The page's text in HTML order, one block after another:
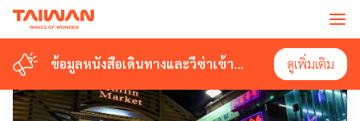
ข้อมูลหนังสือเดินทางและวีซ่าเข้า
ดูเพิ่มเติม
ข้อมูลหนังสือเดินทางและวีซ่าเข้า
ดูเพิ่มเติม
#BOPILIAOOLDSTREET